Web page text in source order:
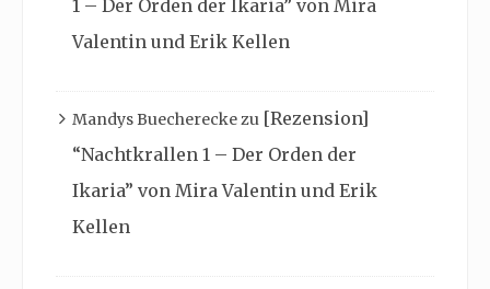
1 – Der Orden der Ikaria” von Mira
Valentin und Erik Kellen
Mandys Buechereckezu [Rezension]
“Nachtkrallen 1 – Der Orden der
Ikaria” von Mira Valentin und Erik
Kellen